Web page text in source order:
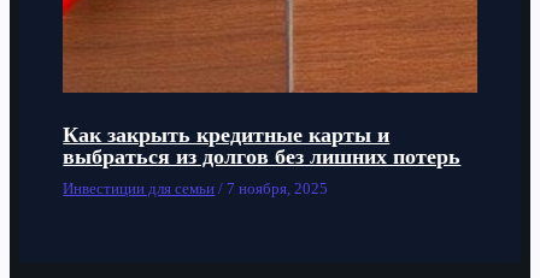
Как закрыть кредитные карты и
выбраться из долгов без лишних потерь
Инвестиции для семьи /7 ноября, 2025